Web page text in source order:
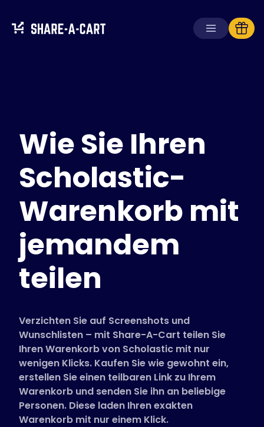
Lösungen
Für Verbraucher
Für Schulen
Für Unternehmen
Hol dir Plus+
Anmelden
Unterstützte Shops
Deutsch (German)
Wie Sie Ihren
Scholastic-
Warenkorb mit
jemandem
teilen
Verzichten Sie auf Screenshots und
Wunschlisten – mit Share-A-Cart teilen Sie
Ihren Warenkorb von Scholastic mit nur
wenigen Klicks. Kaufen Sie wie gewohnt ein,
erstellen Sie einen teilbaren Link zu Ihrem
Warenkorb und senden Sie ihn an beliebige
Personen. Diese laden Ihren exakten
Warenkorb mit nur einem Klick.